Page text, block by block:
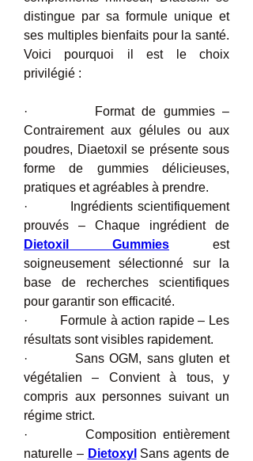
distingue par sa formule unique et
ses multiples bienfaits pour la santé.
Voici pourquoi il est le choix
privilégié :
·         Format de gummies –
Contrairement aux gélules ou aux
poudres, Diaetoxil se présente sous
forme de gummies délicieuses,
pratiques et agréables à prendre.
·         Ingrédients scientifiquement
Dietoxil Gummies est
soigneusement sélectionné sur la
base de recherches scientifiques
pour garantir son efficacité.
·         Formule à action rapide – Les
résultats sont visibles rapidement.
·         Sans OGM, sans gluten et
végétalien – Convient à tous, y
compris aux personnes suivant un
régime strict.
·         Composition entièrement
naturelle – Dietoxyl Sans agents de